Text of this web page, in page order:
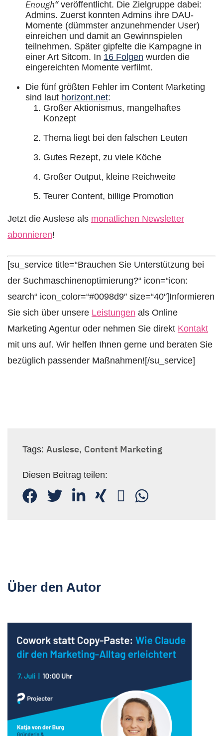
Enough“veröffentlicht. Die Zielgruppe dabei:
Admins. Zuerst konnten Admins ihre DAU-
Momente (dümmster anzunehmender User)
einreichen und damit an Gewinnspielen
teilnehmen. Später gipfelte die Kampagne in
einer Art Sitcom. In 16 Folgen wurden die
eingereichten Momente verfilmt.
Die fünf größten Fehler im Content Marketing
sind laut horizont.net:
Großer Aktionismus, mangelhaftes
Konzept
Thema liegt bei den falschen Leuten
Gutes Rezept, zu viele Köche
Großer Output, kleine Reichweite
Teurer Content, billige Promotion
Jetzt die Auslese als monatlichen Newsletter
abonnieren!
[su_service title=“Brauchen Sie Unterstützung bei
der Suchmaschinenoptimierung?“ icon=“icon:
search“ icon_color=“#0098d9″ size=“40″]Informieren
Sie sich über unsere Leistungen als Online
Marketing Agentur oder nehmen Sie direkt Kontakt
mit uns auf. Wir helfen Ihnen gerne und beraten Sie
bezüglich passender Maßnahmen![/su_service]
Tags: Auslese, Content Marketing
Diesen Beitrag teilen:
Über den Autor